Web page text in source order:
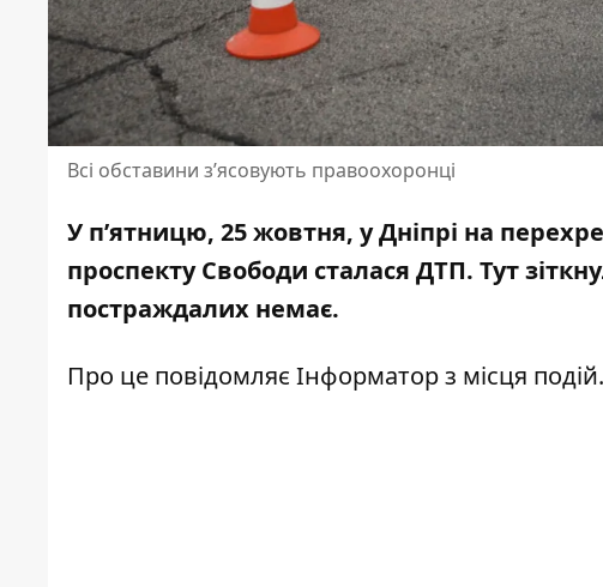
Всі обставини зʼясовують правоохоронці
У пʼятницю, 25 жовтня, у Дніпрі на
проспекту Свободи сталася ДТП. Тут
постраждалих немає.
Про це повідомляє Інформатор з місця подій.